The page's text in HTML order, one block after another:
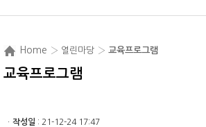
Home › 열린마당 › 교육프로그램
교육프로그램
ㆍ 작성일 : 21-12-24 17:47